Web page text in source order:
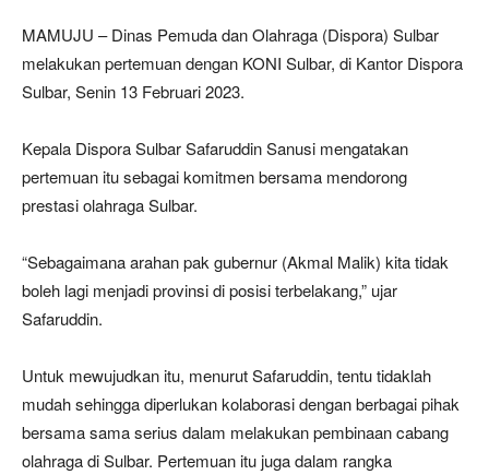
MAMUJU – Dinas Pemuda dan Olahraga (Dispora) Sulbar
melakukan pertemuan dengan KONI Sulbar, di Kantor Dispora
Sulbar, Senin 13 Februari 2023.
Kepala Dispora Sulbar Safaruddin Sanusi mengatakan
pertemuan itu sebagai komitmen bersama mendorong
prestasi olahraga Sulbar.
“Sebagaimana arahan pak gubernur (Akmal Malik) kita tidak
boleh lagi menjadi provinsi di posisi terbelakang,” ujar
Safaruddin.
Untuk mewujudkan itu, menurut Safaruddin, tentu tidaklah
mudah sehingga diperlukan kolaborasi dengan berbagai pihak
bersama sama serius dalam melakukan pembinaan cabang
olahraga di Sulbar. Pertemuan itu juga dalam rangka